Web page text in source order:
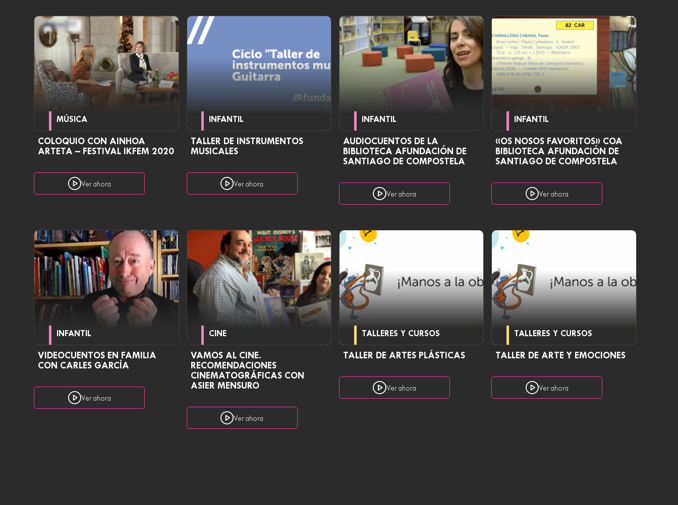
MÚSICA
COLOQUIO CON AINHOA
ARTETA – FESTIVAL IKFEM 2020
Ver ahora
INFANTIL
TALLER DE INSTRUMENTOS
MUSICALES
Ver ahora
INFANTIL
AUDIOCUENTOS DE LA
BIBLIOTECA AFUNDACIÓN DE
SANTIAGO DE COMPOSTELA
Ver ahora
INFANTIL
«OS NOSOS FAVORITOS» COA
BIBLIOTECA AFUNDACIÓN DE
SANTIAGO DE COMPOSTELA
Ver ahora
INFANTIL
VIDEOCUENTOS EN FAMILIA
CON CARLES GARCÍA
Ver ahora
CINE
VAMOS AL CINE.
RECOMENDACIONES
CINEMATOGRÁFICAS CON
ASIER MENSURO
Ver ahora
TALLERES Y CURSOS
TALLER DE ARTES PLÁSTICAS
Ver ahora
TALLERES Y CURSOS
TALLER DE ARTE Y EMOCIONES
Ver ahora